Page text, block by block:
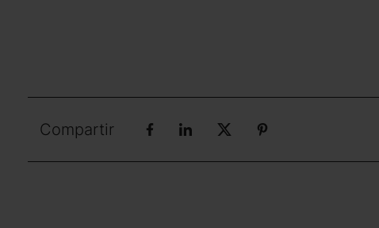
Compartir